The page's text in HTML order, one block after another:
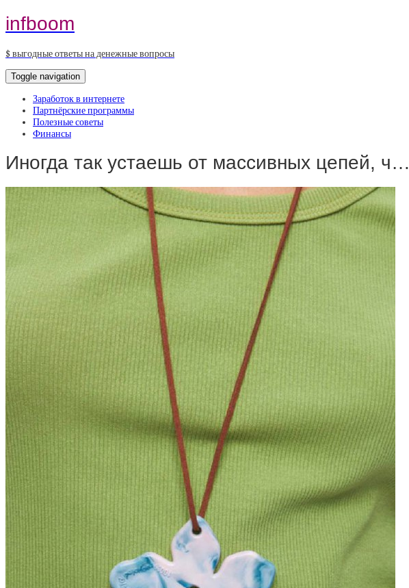
infboom
$ выгодные ответы на денежные вопросы
Toggle navigation
Заработок в интернете
Партнёрские программы
Полезные советы
Финансы
Иногда так устаешь от массивных цепей, ч…